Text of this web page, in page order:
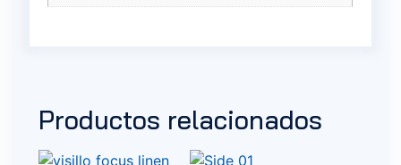
Productos relacionados